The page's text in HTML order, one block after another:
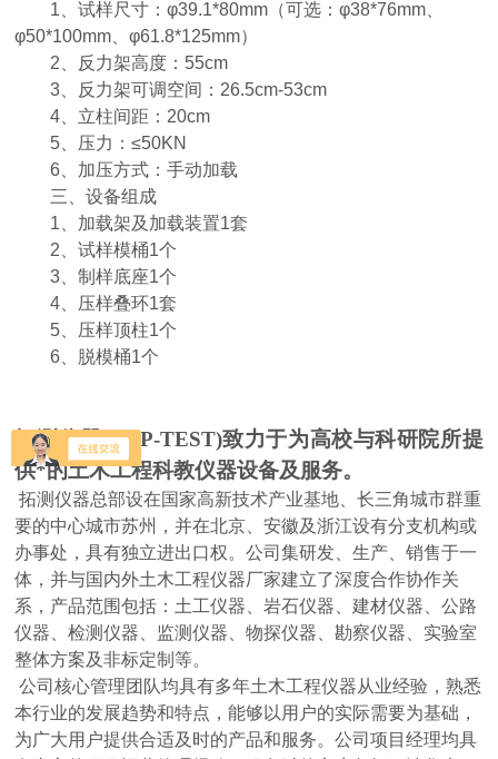
1、试样尺寸：φ39.1*80mm（可选：φ38*76mm、
φ50*100mm、φ61.8*125mm）
2、反力架高度：55cm
3、反力架可调空间：26.5cm-53cm
4、立柱间距：20cm
5、压力：≤50KN
6、加压方式：手动加载
三、设备组成
1、加载架及加载装置1套
2、试样模桶1个
3、制样底座1个
4、压样叠环1套
5、压样顶柱1个
6、脱模桶1个
拓测仪器(TOP-TEST)致力于为高校与科研院所提
供*的土木工程科教仪器设备及服务。
拓测仪器总部设在国家高新技术产业基地、长三角城市群重
要的中心城市苏州，并在北京、安徽及浙江设有分支机构或
办事处，具有独立进出口权。公司集研发、生产、销售于一
体，并与国内外土木工程仪器厂家建立了深度合作协作关
系，产品范围包括：土工仪器、岩石仪器、建材仪器、公路
仪器、检测仪器、监测仪器、物探仪器、勘察仪器、实验室
整体方案及非标定制等。
公司核心管理团队均具有多年土木工程仪器从业经验，熟悉
本行业的发展趋势和特点，能够以用户的实际需要为基础，
为广大用户提供合适及时的产品和服务。公司项目经理均具